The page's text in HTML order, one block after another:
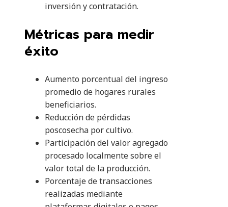
inversión y contratación.
Métricas para medir
éxito
Aumento porcentual del ingreso
promedio de hogares rurales
beneficiarios.
Reducción de pérdidas
poscosecha por cultivo.
Participación del valor agregado
procesado localmente sobre el
valor total de la producción.
Porcentaje de transacciones
realizadas mediante